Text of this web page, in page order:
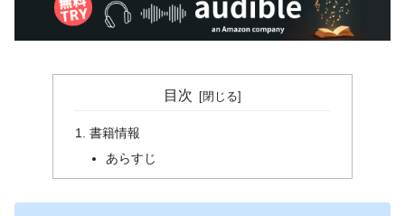
目次
書籍情報
あらすじ